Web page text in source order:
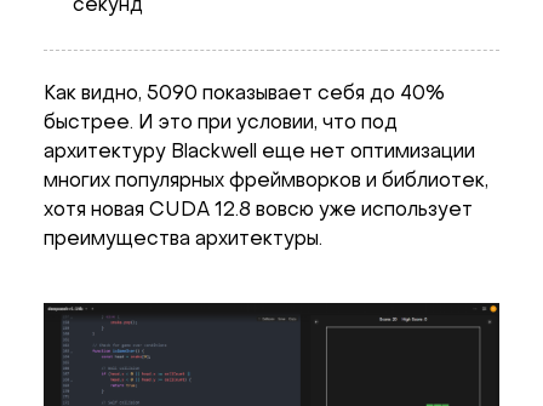
секунд
Как видно, 5090 показывает себя до 40%
быстрее. И это при условии, что под
архитектуру Blackwell еще нет оптимизации
многих популярных фреймворков и библиотек,
хотя новая CUDA 12.8 вовсю уже использует
преимущества архитектуры.